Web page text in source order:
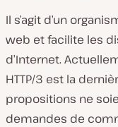
Il s’agit d’un
web et facilite les
d’Internet.
HTTP/3 est la
propositions ne
demandes de